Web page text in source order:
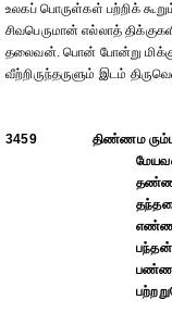
உலகப் பொருள்கள் பற்றிக்
சிவபெருமான் எல்லாத்
தலைவன். பொன் போன்று
வீற்றிருந்தருளும் இடம்
3459
திண்ணம